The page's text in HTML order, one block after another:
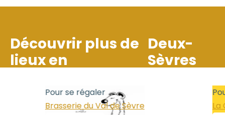
Découvrir plus de
lieux en
Deux-
Sèvres
Pour se régaler
Brasserie du Val de Sèvre
La